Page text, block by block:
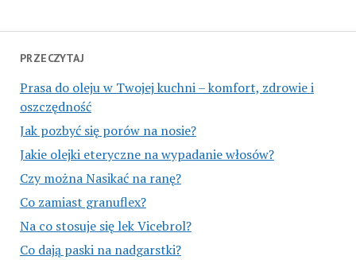
PRZECZYTAJ
Prasa do oleju w Twojej kuchni – komfort, zdrowie i
oszczędność
Jak pozbyć się porów na nosie?
Jakie olejki eteryczne na wypadanie włosów?
Czy można Nasikać na ranę?
Co zamiast granuflex?
Na co stosuje się lek Vicebrol?
Co dają paski na nadgarstki?